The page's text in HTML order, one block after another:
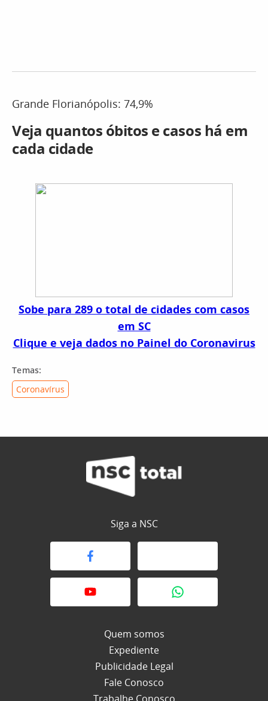
Grande Florianópolis: 74,9%
Veja quantos óbitos e casos há em
cada cidade
Sobe para 289 o total de cidades com casos
em SC
Clique e veja dados no Painel do Coronavirus
Temas:
Coronavírus
Siga a NSC
Quem somos
Expediente
Publicidade Legal
Fale Conosco